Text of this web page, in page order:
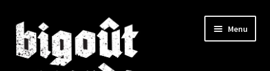
Skip
to
navigation
Skip
to
content
Menu